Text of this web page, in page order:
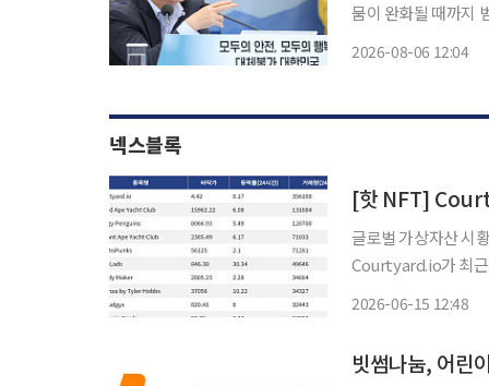
뭄이 완화될 때까지 범
2026-08-06 12:04
넥스블록
글로벌 가상자산 시
Courtyard.io가 최근
2026-06-15 12:48
빗썸나눔, 어린